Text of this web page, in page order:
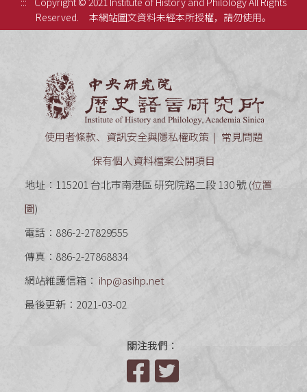
Reserved.
本網站圖文資料未經本所授權，請勿使用。
使用者條款、資訊安全與隱私權政策
常見問題
保有個人資料檔案公開項目
地址：115201 台北市南港區 研究院路二段 130 號 (位置
圖)
電話：886-2-27829555
傳真：886-2-27868834
網站維護信箱： ihp@asihp.net
最後更新：2021-03-02
關注我們：
Facebook